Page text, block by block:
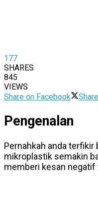
177
SHARES
845
VIEWS
Share on Facebook
Pengenalan
Pernahkah anda
mikroplastik semakin
memberi kesan negatif